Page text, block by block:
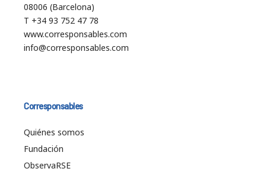
08006 (Barcelona)
T +34 93 752 47 78
www.corresponsables.com
info@corresponsables.com
Corresponsables
Quiénes somos
Fundación
ObservaRSE